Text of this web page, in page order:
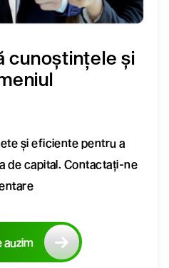
cunoștințele și
și eficiente pentru a
de capital. Contactați-ne
auzim